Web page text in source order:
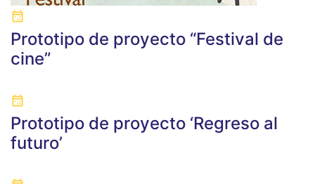
Prototipo de proyecto “Festival de
cine”
Prototipo de proyecto ‘Regreso al
futuro’